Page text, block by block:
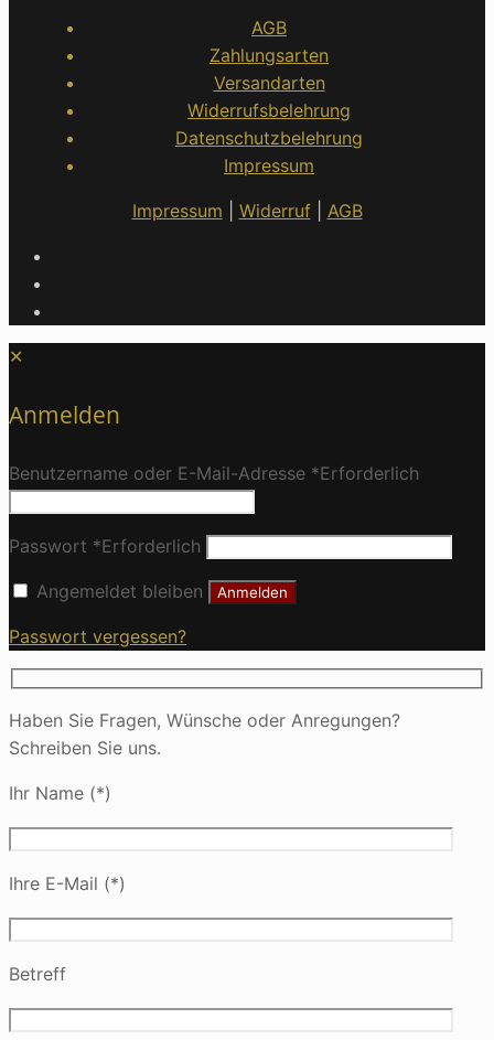
AGB
Zahlungsarten
Versandarten
Widerrufsbelehrung
Datenschutzbelehrung
Impressum
Impressum Widerruf| AGB
✕
Anmelden
Benutzername oder E-Mail-Adresse *Erforderlich
Passwort *Erforderlich
Angemeldet bleiben Anmelden
Passwort vergessen?
Haben Sie Fragen, Wünsche oder Anregungen?
Schreiben Sie uns.
Ihr Name (*)
Ihre E-Mail (*)
Betreff